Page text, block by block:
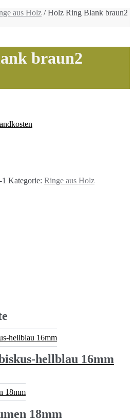
aus Holz / Holz Ring Blank braun2
braun2
Kategorie: Ringe aus Holz
hellblau 16mm
18mm